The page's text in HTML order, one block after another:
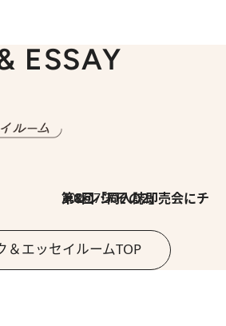
ESSAY
2026.7.30
第8回「同人誌即売会にチャレンジ その2」
＆エッセイルームTOP